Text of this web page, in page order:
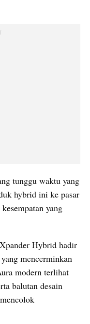
tunggu waktu yang
hybrid ini ke pasar
yang
Hybrid hadir
mencerminkan
modern terlihat
balutan desain